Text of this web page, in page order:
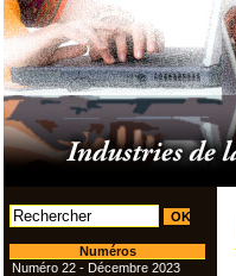
Numéros
Numéro 22 - Décembre 2023